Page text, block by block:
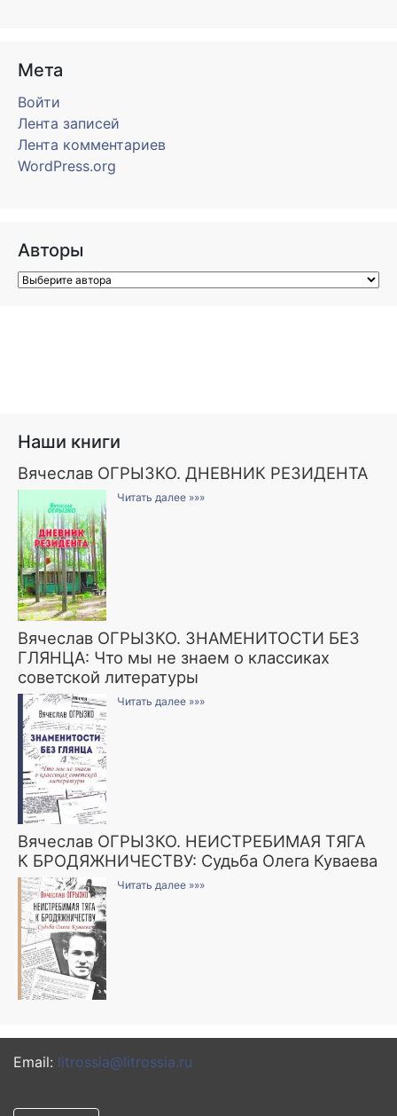
Мета
Войти
Лента записей
Лента комментариев
WordPress.org
Авторы
Наши книги
Вячеслав ОГРЫЗКО. ДНЕВНИК РЕЗИДЕНТА
Читать далее »»»
Вячеслав ОГРЫЗКО. ЗНАМЕНИТОСТИ БЕЗ
ГЛЯНЦА: Что мы не знаем о классиках
советской литературы
Читать далее »»»
Вячеслав ОГРЫЗКО. НЕИСТРЕБИМАЯ ТЯГА
К БРОДЯЖНИЧЕСТВУ: Судьба Олега Куваева
Читать далее »»»
Email: litrossia@litrossia.ru